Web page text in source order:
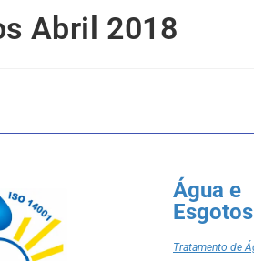
Abril 2018
Água e
Esgotos
Tratamento de